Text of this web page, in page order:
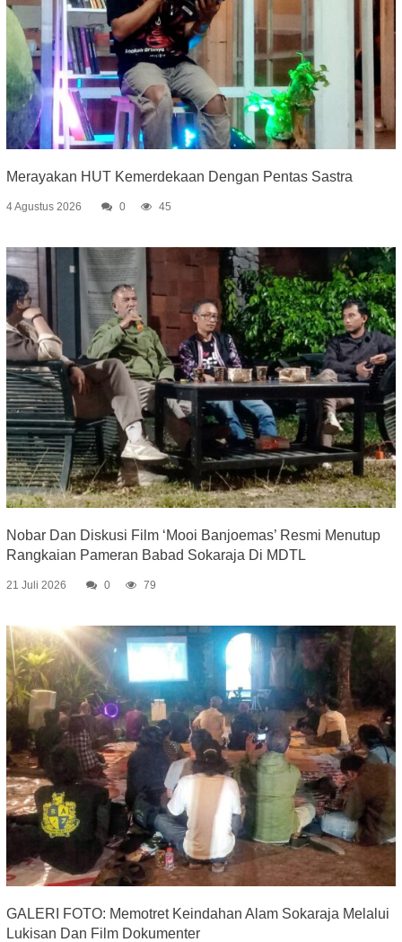
Merayakan HUT Kemerdekaan Dengan Pentas Sastra
4 Agustus 2026 0 45
Nobar Dan Diskusi Film ‘Mooi Banjoemas’ Resmi Menutup
Rangkaian Pameran Babad Sokaraja Di MDTL
21 Juli 2026 0 79
GALERI FOTO: Memotret Keindahan Alam Sokaraja Melalui
Lukisan Dan Film Dokumenter